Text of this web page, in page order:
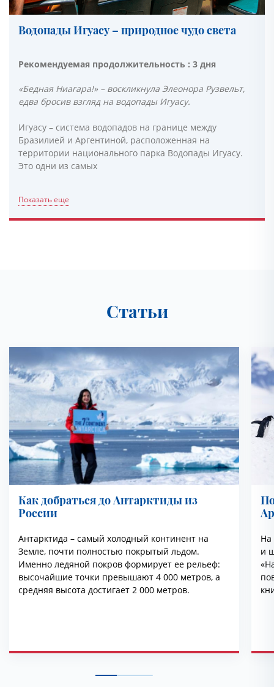
Водопады Игуасу – природное чудо света
Рекомендуемая продолжительность : 3 дня
«Бедная Ниагара!» – воскликнула Элеонора Рузвельт,
едва бросив взгляд на водопады Игуасу.
Игуасу – система водопадов на границе между
Бразилией и Аргентиной, расположенная на
территории национального парка Водопады Игуасу.
Это одни из самых
Показать еще
Статьи
Как добраться до Антарктиды из
России
Антарктида – самый холодный континент на
Земле, почти полностью покрытый льдом.
Именно ледяной покров формирует ее рельеф:
высочайшие точки превышают 4 000 метров, а
средняя высота достигает 2 000 метров.
На
и